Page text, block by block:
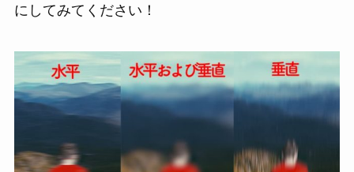
にしてみてください！